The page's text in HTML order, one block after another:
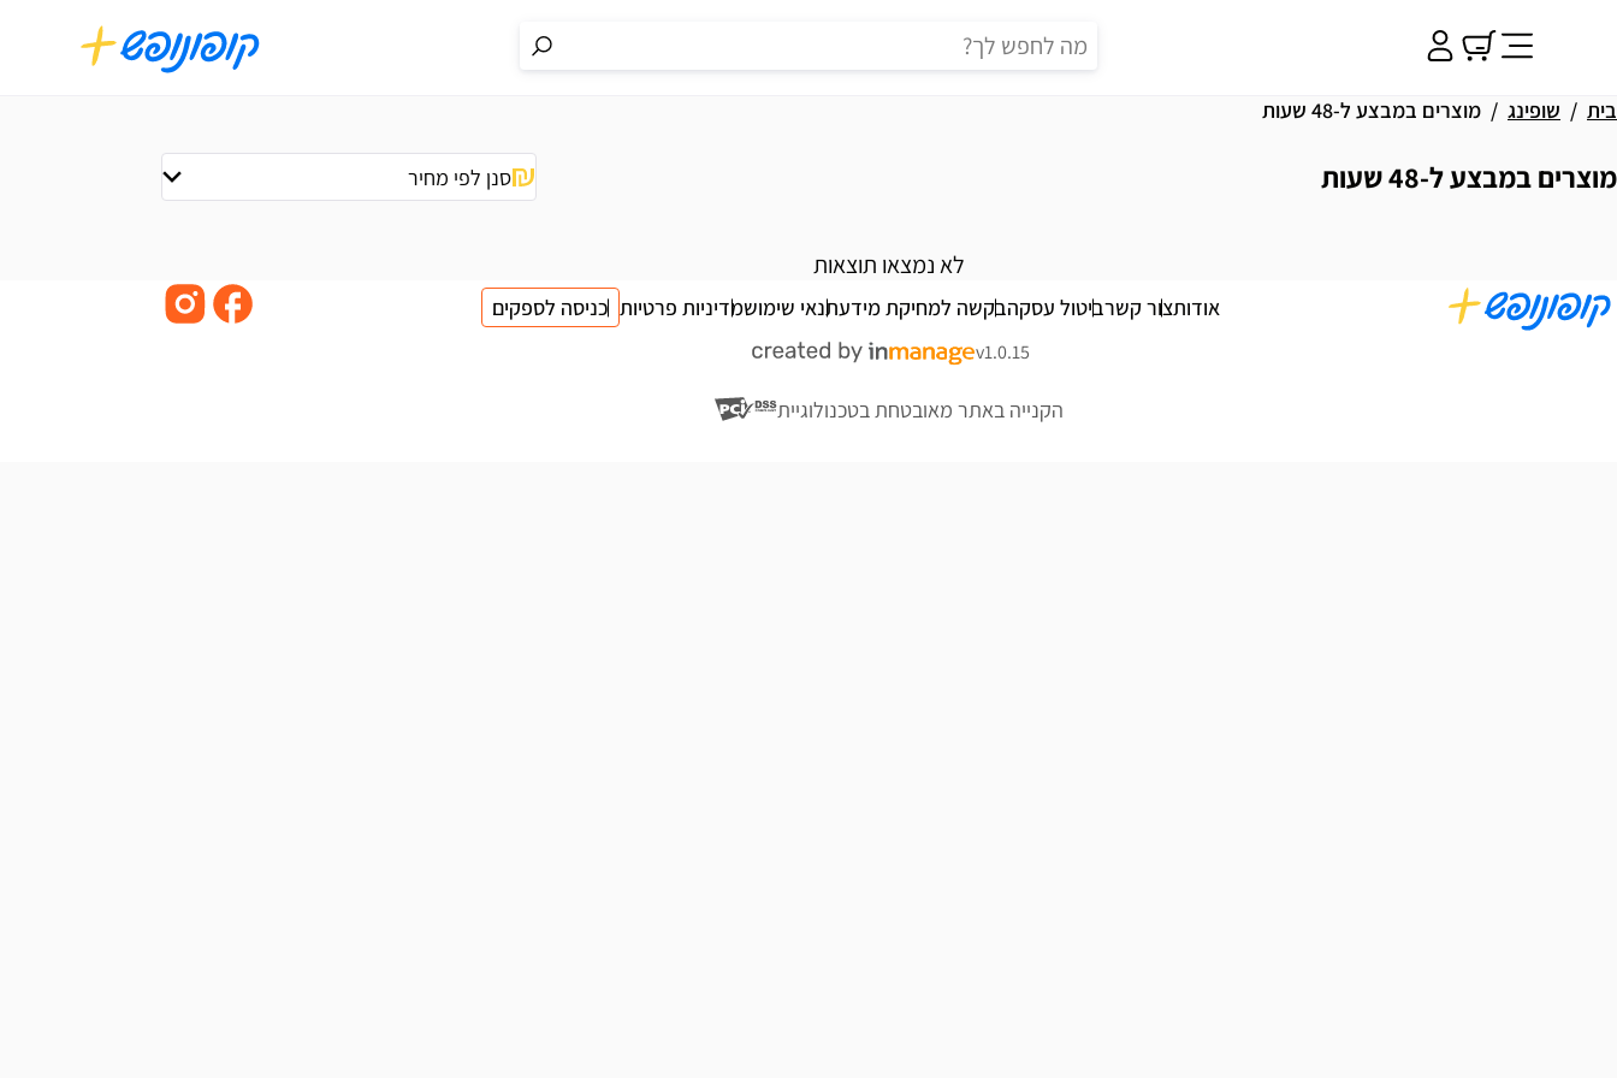
בית שופינג מוצרים במבצע ל-48 שעות
מוצרים במבצע ל-48 שעות סנן לפי מחיר
לא נמצאו תוצאות
אודותצור קשרביטול עסקהבקשה למחיקת מידעתנאי שימושמדיניות פרטיות כניסה לספקים
v1.0.15
הקנייה באתר מאובטחת בטכנולוגיית